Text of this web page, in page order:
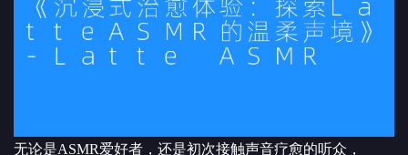
无论是ASMR爱好者，还是初次接触声音疗愈的听众，